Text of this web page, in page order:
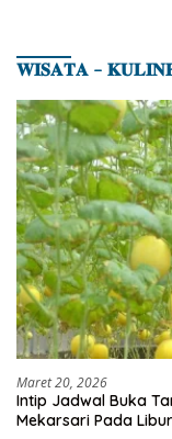
𝐖𝐈𝐒𝐀𝐓𝐀 –
Maret 20, 2026
Intip Jadwal Buka
Mekarsari Pada